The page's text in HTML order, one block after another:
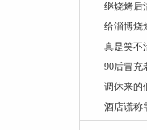
继烧烤后
给淄博烧
真是笑不
90后冒充
调休来的
酒店谎称